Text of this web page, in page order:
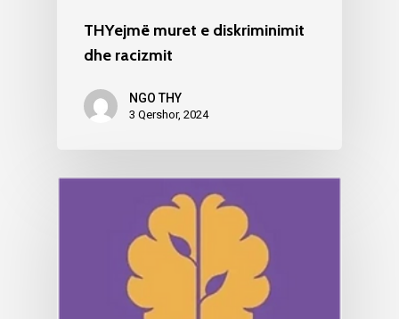
THYejmë muret e diskriminimit
dhe racizmit
NGO THY
3 Qershor, 2024